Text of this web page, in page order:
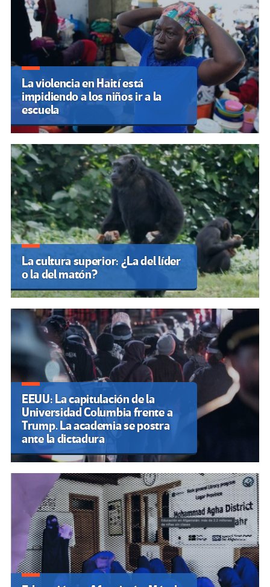
La violencia en Haití está
impidiendo a los niños ir a la
escuela
La cultura superior: ¿La del líder
o la del matón?
EEUU: La capitulación de la
Universidad Columbia frente a
Trump. La academia se postra
ante la dictadura